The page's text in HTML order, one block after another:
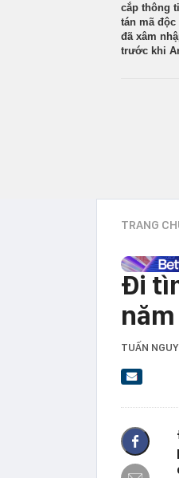
cắp thông
tán mã độc
đã xâm
trước khi
TRANG
Đi
TUẤN